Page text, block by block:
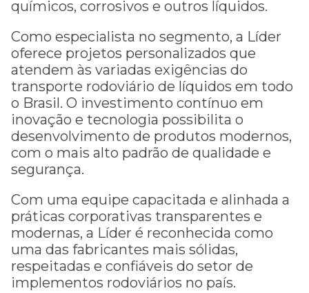
químicos, corrosivos e outros líquidos.
Como especialista no segmento, a Líder
oferece projetos personalizados que
atendem às variadas exigências do
transporte rodoviário de líquidos em todo
o Brasil. O investimento contínuo em
inovação e tecnologia possibilita o
desenvolvimento de produtos modernos,
com o mais alto padrão de qualidade e
segurança.
Com uma equipe capacitada e alinhada a
práticas corporativas transparentes e
modernas, a Líder é reconhecida como
uma das fabricantes mais sólidas,
respeitadas e confiáveis do setor de
implementos rodoviários no país.